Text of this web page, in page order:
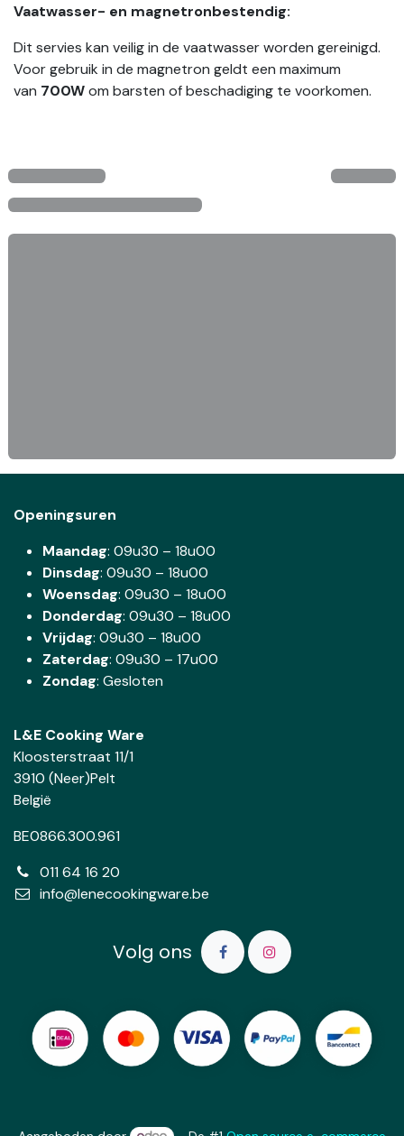
Vaatwasser- en magnetronbestendig:
Dit servies kan veilig in de vaatwasser worden gereinigd.
Voor gebruik in de magnetron geldt een maximum
van 700Wom barsten of beschadiging te voorkomen.
Openingsuren
Maandag: 09u30 – 18u00
Dinsdag: 09u30 – 18u00
Woensdag: 09u30 – 18u00
Donderdag: 09u30 – 18u00
Vrijdag: 09u30 – 18u00
Zaterdag: 09u30 – 17u00
Zondag: Gesloten
L&E Cooking Ware
Kloosterstraat 11/1
3910 (Neer)Pelt
België
BE0866.300.961
011 64 16 20
info@lenecookingware.be
Volg ons